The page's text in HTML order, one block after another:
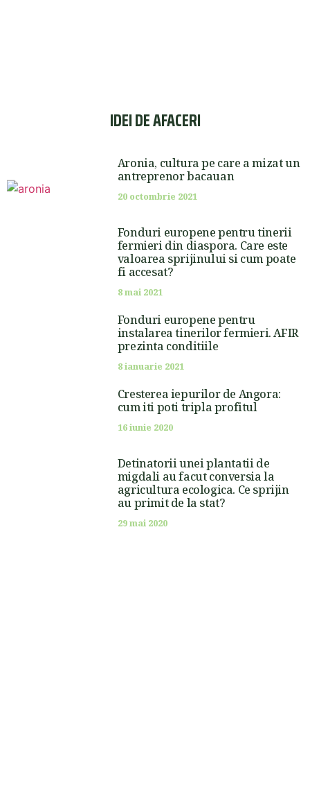
IDEI DE AFACERI
Aronia, cultura pe care a mizat un
antreprenor bacauan
20 octombrie 2021
Fonduri europene pentru tinerii
fermieri din diaspora. Care este
valoarea sprijinului si cum poate
fi accesat?
8 mai 2021
Fonduri europene pentru
instalarea tinerilor fermieri. AFIR
prezinta conditiile
8 ianuarie 2021
Cresterea iepurilor de Angora:
cum iti poti tripla profitul
16 iunie 2020
Detinatorii unei plantatii de
migdali au facut conversia la
agricultura ecologica. Ce sprijin
au primit de la stat?
29 mai 2020